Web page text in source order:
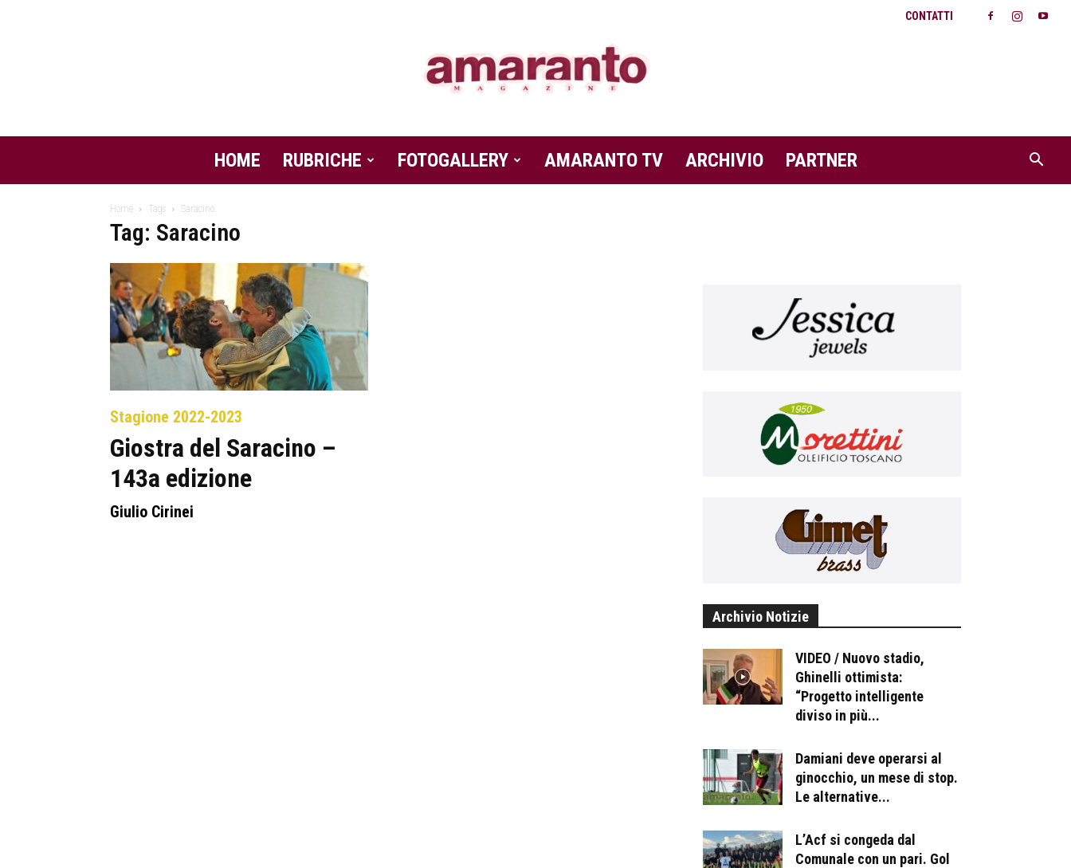
CONTATTI
Amaranto
HOME RUBRICHE FOTOGALLERY AMARANTO TV ARCHIVIO PARTNER
Home Tags Saracino
Tag: Saracino
Stagione 2022-2023
Giostra del Saracino –
143a edizione
Giulio Cirinei
Archivio Notizie
VIDEO / Nuovo stadio,
Ghinelli ottimista:
“Progetto intelligente
diviso in più...
Damiani deve operarsi al
ginocchio, un mese di stop.
Le alternative...
L’Acf si congeda dal
Comunale con un pari. Gol